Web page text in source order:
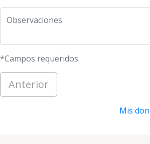
Observaciones
*Campos requeridos.
Anterior
Mis